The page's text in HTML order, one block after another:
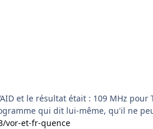
et le résultat était : 109 MHz pour
qui dit lui-même, qu'il ne
vor-et-fr-quence